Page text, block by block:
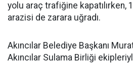
yolu araç trafiğine kapatılırken,
arazisi de zarara uğradı.
Akıncılar Belediye Başkanı
Akıncılar Sulama Birliği